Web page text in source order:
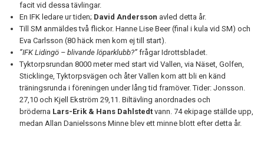
facit vid dessa tävlingar.
En IFK ledare ur tiden; David Andersson avled detta år.
Till SM anmäldes två flickor. Hanne Lise Beer (final i kula vid SM) och
Eva Carlsson (80 häck men kom ej till start).
”IFK Lidingö – blivande löparklubb?” frågar Idrottsbladet.
Tyktorpsrundan 8000 meter med start vid Vallen, via Näset, Golfen,
Sticklinge, Tyktorpsvägen och åter Vallen kom att bli en känd
träningsrunda i föreningen under lång tid framöver. Tider: Jonsson.
27,10 och Kjell Ekström 29,11. Biltävling anordnades och
bröderna Lars-Erik & Hans Dahlstedt vann. 74 ekipage ställde upp,
medan Allan Danielssons Minne blev ett minne blott efter detta år.